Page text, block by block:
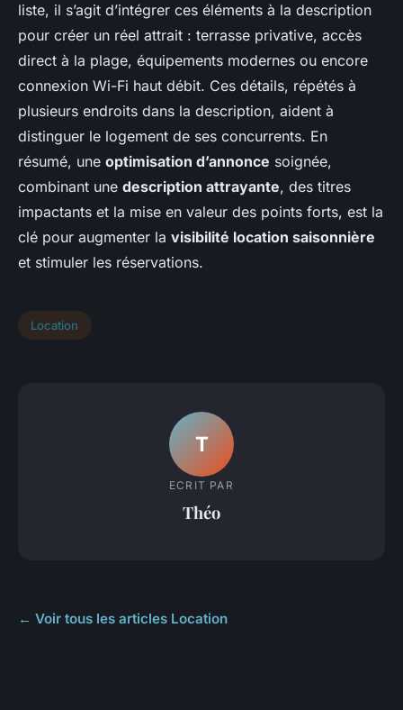
liste, il s’agit d’intégrer ces éléments à la description
pour créer un réel attrait : terrasse privative, accès
direct à la plage, équipements modernes ou encore
connexion Wi-Fi haut débit. Ces détails, répétés à
plusieurs endroits dans la description, aident à
distinguer le logement de ses concurrents. En
résumé, une optimisation d’annonce soignée,
combinant une description attrayante, des titres
impactants et la mise en valeur des points forts, est la
clé pour augmenter la visibilité location saisonnière
et stimuler les réservations.
Location
T
ECRIT PAR
Théo
← Voir tous les articles Location